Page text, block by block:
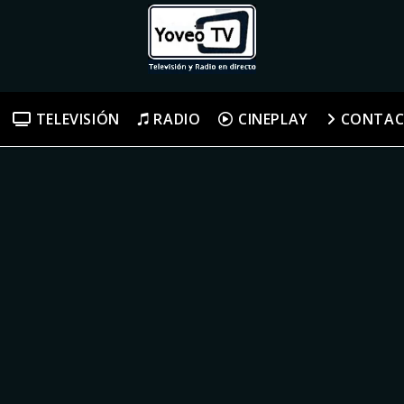
TELEVISIÓN RADIO CINEPLAY